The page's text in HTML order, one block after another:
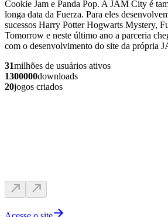
Cookie Jam e Panda Pop. A JAM City é
longa data da Fuerza. Para eles
sucessos Harry Potter Hogwarts Mystery,
Tomorrow e neste último ano a parceria
com o desenvolvimento do site da própria
31milhões de usuários ativos
1300000downloads
20jogos criados